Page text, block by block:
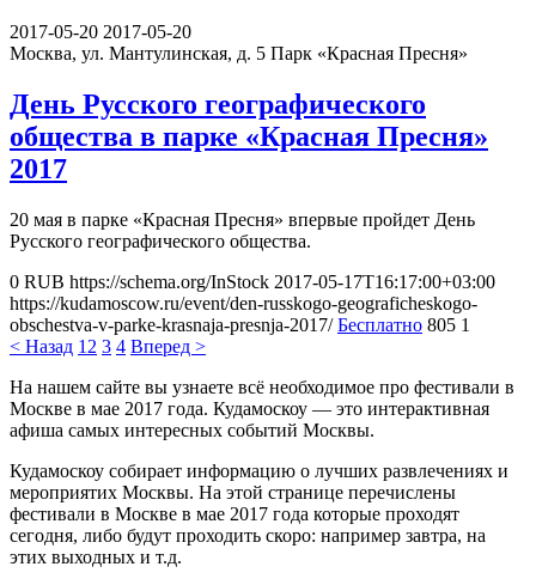
2017-05-20 2017-05-20
Москва, ул. Мантулинская, д. 5 Парк «Красная Пресня»
День Русского географического
общества в парке «Красная Пресня»
2017
20 мая в парке «Красная Пресня» впервые пройдет День
Русского географического общества.
0 RUB https://schema.org/InStock 2017-05-17T16:17:00+03:00
https://kudamoscow.ru/event/den-russkogo-geograficheskogo-
obschestva-v-parke-krasnaja-presnja-2017/ Бесплатно 805 1
< Назад 1 2 3 4 Вперед >
На нашем сайте вы узнаете всё необходимое про фестивали в
Москве в мае 2017 года. Кудамоскоу — это интерактивная
афиша самых интересных событий Москвы.
Кудамоскоу собирает информацию о лучших развлечениях и
мероприятих Москвы. На этой странице перечислены
фестивали в Москве в мае 2017 года которые проходят
сегодня, либо будут проходить скоро: например завтра, на
этих выходных и т.д.